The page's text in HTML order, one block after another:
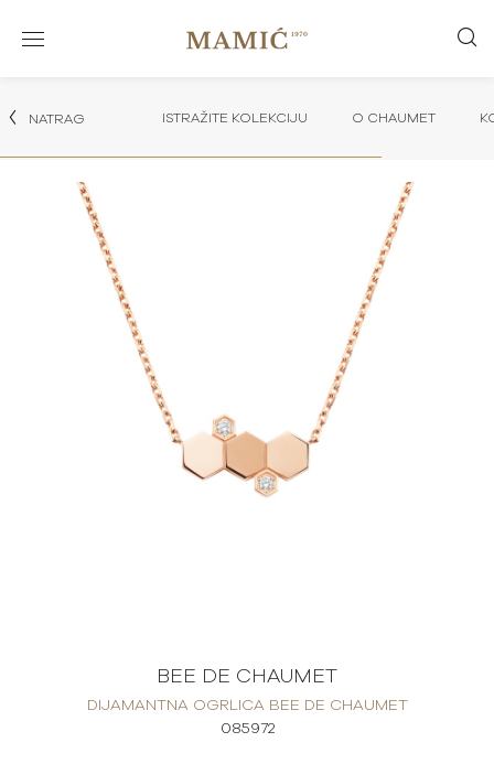
NATRAG ISTRAŽITE KOLEKCIJU O CHAUMET
BEE DE CHAUMET
DIJAMANTNA OGRLICA BEE DE CHAUMET
085972